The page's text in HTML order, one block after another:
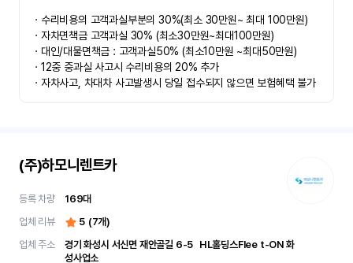
ㆍ수리비용의 고객과실부분의 30%(최소 30만원~ 최대 100만원)
ㆍ자차면책금 고객과실 30% (최소30만원~최대100만원)
ㆍ대인/대물면책금 : 고객과실50% (최소10만원 ~최대50만원)
ㆍ12중 중과실 사고시 수리비용의 20% 추가
ㆍ자차사고, 차대차 사고발생시 당일 접수되지 않으면 보험혜택 불가
(주)하모니렌트카
등록 차량 169대
업체 리뷰
5 (7개)
업체 주소
경기 화성시 서신면 재안골길 6-5	 HL홀딩스Flee t-ON 화
성사업소